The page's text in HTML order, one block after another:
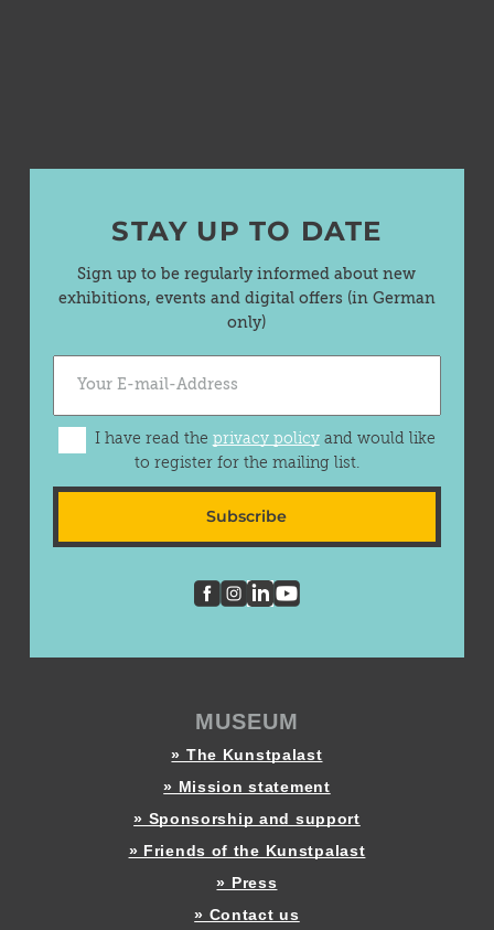
STAY UP TO DATE
Sign up to be regularly informed about new
exhibitions, events and digital offers (in German
only)
I have read the privacy policyand would like
to register for the mailing list.
Subscribe
MUSEUM
» The Kunstpalast
» Mission statement
» Sponsorship and support
» Friends of the Kunstpalast
» Press
» Contact us